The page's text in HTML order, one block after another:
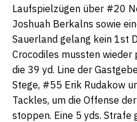
Laufspielzügen über #20
Joshuah Berkalns sowie
Sauerland gelang kein 1st
Crocodiles mussten wieder
die 39 yd. Line der
Stege, #55 Erik Rudakow
Tackles, um die Offense
stoppen. Eine 5 yds. Strafe